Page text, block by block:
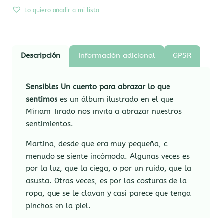
Lo quiero añadir a mi lista
Descripción Información adicional GPSR
Sensibles Un cuento para abrazar lo que
sentimos es un álbum ilustrado en el que
Míriam Tirado nos invita a abrazar nuestros
sentimientos.
Martina, desde que era muy pequeña, a
menudo se siente incómoda. Algunas veces es
por la luz, que la ciega, o por un ruido, que la
asusta. Otras veces, es por las costuras de la
ropa, que se le clavan y casi parece que tenga
pinchos en la piel.